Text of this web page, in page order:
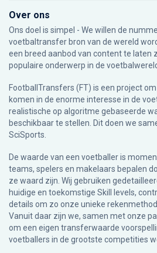
Over ons
Ons doel is simpel - We willen de
voetbaltransfer bron van de wereld
een breed aanbod van content te laten
populaire onderwerp in de
FootballTransfers (FT) is een project
komen in de enorme interesse in de
realistische op algoritme gebaseerde
beschikbaar te stellen. Dit doen we
SciSports
De waarde van een voetballer is
teams, spelers en makelaars bepalen
ze waard zijn. Wij gebruiken
huidige en toekomstige Skill levels,
details om zo onze unieke
Vanuit daar zijn we, samen met onze
om een eigen transferwaarde
voetballers in de grootste competities